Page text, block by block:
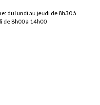
du lundi au jeudi de 8h30 à
de 8h00 à 14h00